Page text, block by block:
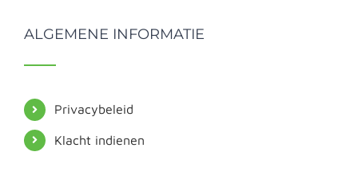
ALGEMENE INFORMATIE
Privacybeleid
Klacht indienen